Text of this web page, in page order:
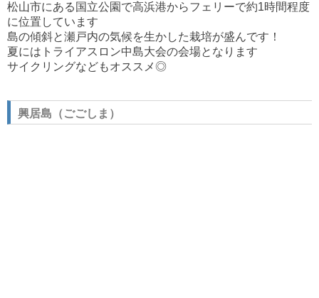
松山市にある国立公園で高浜港からフェリーで約1時間程度
に位置しています
島の傾斜と瀬戸内の気候を生かした栽培が盛んです！
夏にはトライアスロン中島大会の会場となります
サイクリングなどもオススメ◎
興居島（ごごしま）